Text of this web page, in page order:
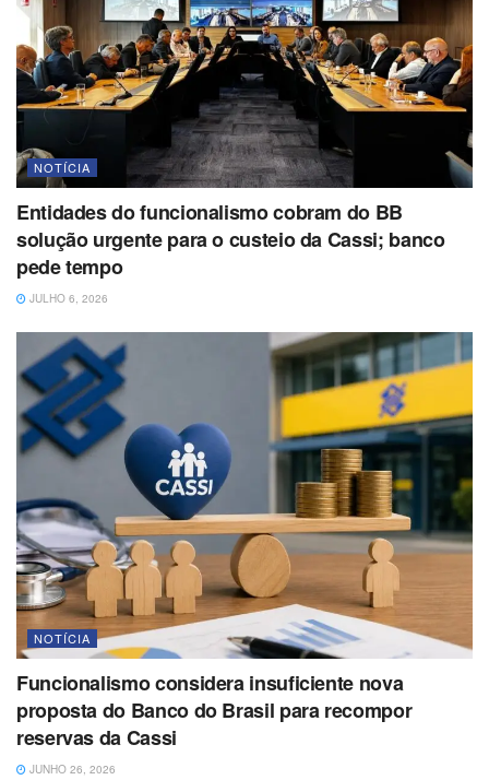
NOTÍCIA
Entidades do funcionalismo cobram do BB
solução urgente para o custeio da Cassi; banco
pede tempo
JULHO 6, 2026
NOTÍCIA
Funcionalismo considera insuficiente nova
proposta do Banco do Brasil para recompor
reservas da Cassi
JUNHO 26, 2026